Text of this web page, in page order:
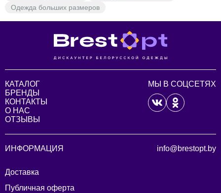
Одежда больших размеров
КАТАЛОГ
БРЕНДЫ
КОНТАКТЫ
О НАС
ОТЗЫВЫ
МЫ В СОЦСЕТЯХ
ИНФОРМАЦИЯ
Доставка
Публичная оферта
info@brestopt.by